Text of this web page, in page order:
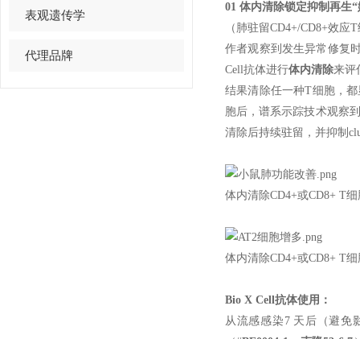
表观遗传学
代理品牌
01 体内清除锁定抑制再生
（肺驻留CD4+/CD8+效应
作者观察到发生异常修复
Cell抗体进行体内清除来评
结果清除任一种T细胞，
胞后，谱系示踪技术观察
清除后持续驻留，并抑制
体内清除CD4+或CD8+ T
体内清除CD4+或CD8+ T
Bio X Cell抗体使用：
从流感感染7 天后（避免